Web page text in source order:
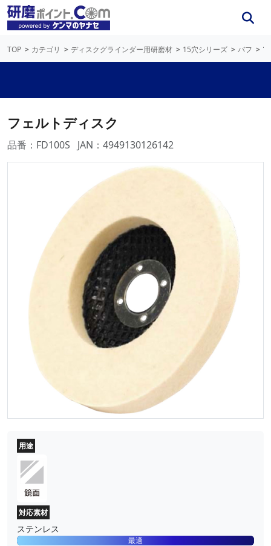
TOP カテゴリ ディスクグラインダー用研磨材 15穴シリーズ バフ
フェルトディスク
品番：FD100S JAN：4949130126142
用途
対応素材
ステンレス
最適